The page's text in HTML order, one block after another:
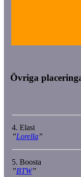
Övriga
4. Elasi
”Lorella”
5. Boosta
”BTW”